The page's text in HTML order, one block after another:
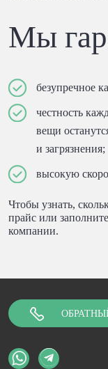
Мы
безупречное
честность
вещи
и загрязнения;
высокую
Чтобы узнать,
прайс или
компании.